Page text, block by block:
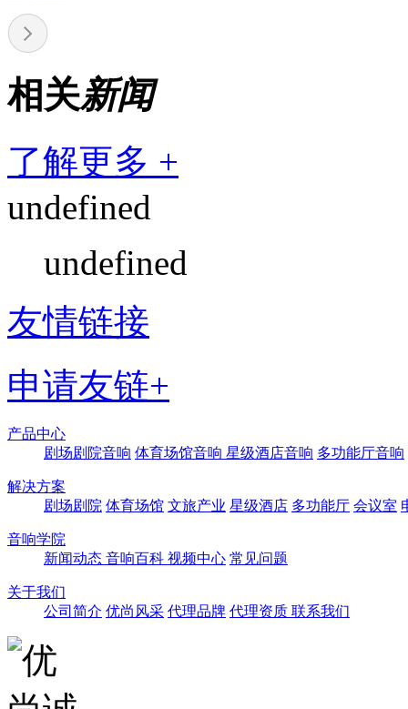
相关新闻
了解更多 +
undefined
undefined
友情链接
申请友链+
产品中心
剧场剧院音响 体育场馆音响 星级酒店音响 多功能厅音响
解决方案
剧场剧院 体育场馆 文旅产业 星级酒店 多功能厅 会议室
音响学院
新闻动态 音响百科 视频中心 常见问题
关于我们
公司简介 优尚风采 代理品牌 代理资质 联系我们